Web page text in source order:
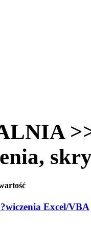
Excel/VBA